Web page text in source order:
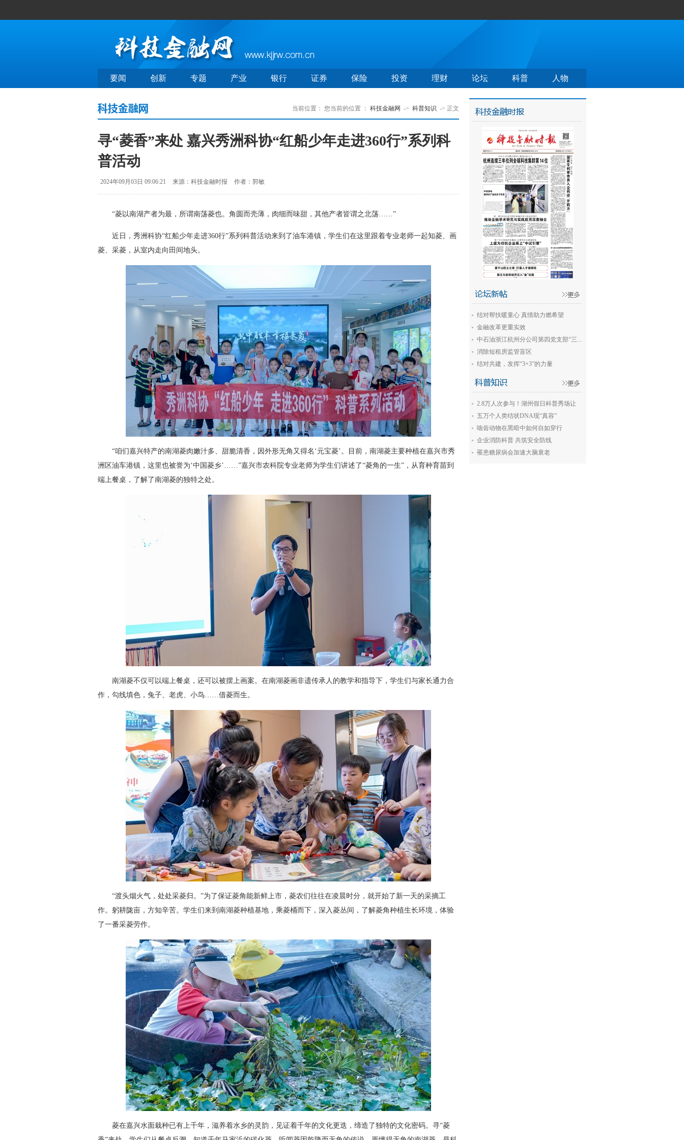
要闻 创新 专题 产业 银行 证券 保险 投资 理财 论坛 科普 人物
当前位置： 您当前的位置 ： 科技金融网 -> 科普知识 -> 正文
寻“菱香”来处 嘉兴秀洲科协“红船少年走进360行”系列科
普活动
2024年09月03日 09:06:21 来源：科技金融时报 作者：郭敏
“菱以南湖产者为最，所谓南荡菱也。角圆而壳薄，肉细而味甜，其他产者皆谓之北荡……”
近日，秀洲科协“红船少年走进360行”系列科普活动来到了油车港镇，学生们在这里跟着专业老师一起知菱、画
菱、采菱，从室内走向田间地头。
“咱们嘉兴特产的南湖菱肉嫩汁多、甜脆清香，因外形无角又得名‘元宝菱’。目前，南湖菱主要种植在嘉兴市秀
洲区油车港镇，这里也被誉为‘中国菱乡’……”嘉兴市农科院专业老师为学生们讲述了“菱角的一生”，从育种育苗到
端上餐桌，了解了南湖菱的独特之处。
南湖菱不仅可以端上餐桌，还可以被摆上画案。在南湖菱画非遗传承人的教学和指导下，学生们与家长通力合
作，勾线填色，兔子、老虎、小鸟……借菱而生。
“渡头烟火气，处处采菱归。”为了保证菱角能新鲜上市，菱农们往往在凌晨时分，就开始了新一天的采摘工
作。躬耕陇亩，方知辛苦。学生们来到南湖菱种植基地，乘菱桶而下，深入菱丛间，了解菱角种植生长环境，体验
了一番采菱劳作。
菱在嘉兴水面栽种已有上千年，滋养着水乡的灵韵，见证着千年的文化更迭，缔造了独特的文化密码。寻“菱
结对帮扶暖童心 真情助力燃希望
金融改革更重实效
中石油浙江杭州分公司第四党支部“三...
消除短租房监管盲区
结对共建，发挥“3+3”的力量
2.8万人次参与！湖州假日科普秀场让
孩...
五万个人类结状DNA现“真容”
啮齿动物在黑暗中如何自如穿行
企业消防科普 共筑安全防线
罹患糖尿病会加速大脑衰老